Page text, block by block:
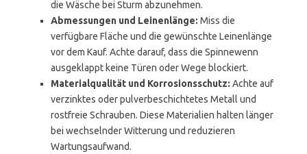
die Wäsche bei Sturm abzunehmen.
Abmessungen und Leinenlänge: Miss die
verfügbare Fläche und die gewünschte Leinenlänge
vor dem Kauf. Achte darauf, dass die Spinnewenn
ausgeklappt keine Türen oder Wege blockiert.
Materialqualität und Korrosionsschutz: Achte auf
verzinktes oder pulverbeschichtetes Metall und
rostfreie Schrauben. Diese Materialien halten länger
bei wechselnder Witterung und reduzieren
Wartungsaufwand.